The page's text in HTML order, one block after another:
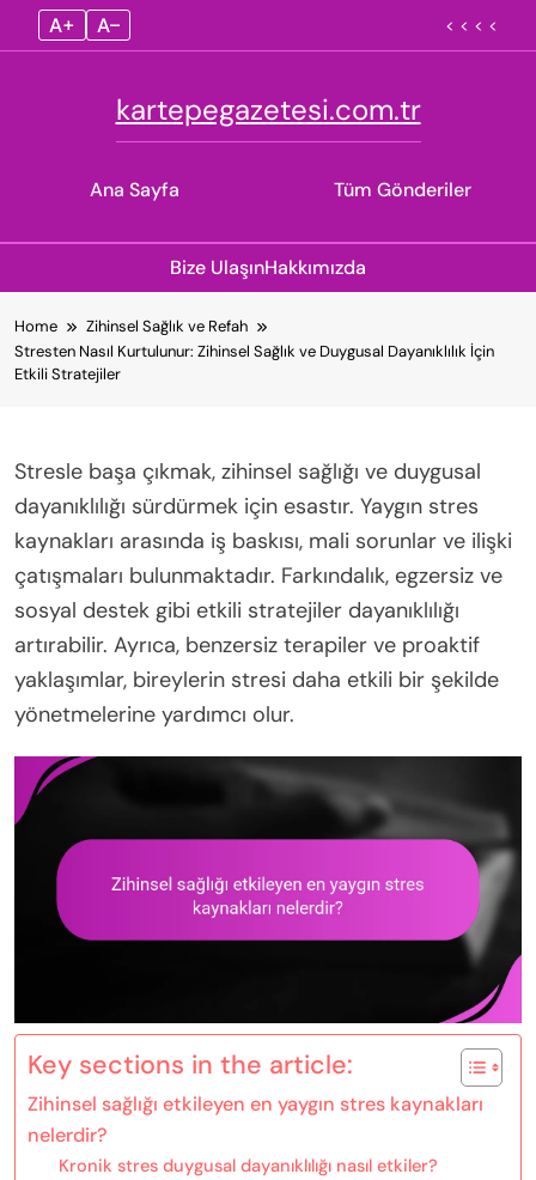
A+ A– < < < <
Ana Sayfa
kartepegazetesi.com.tr
Tüm Gönderiler
Bize UlaşınHakkımızda
to
content
Home
Zihinsel Sağlık ve Refah
Stresten Nasıl Kurtulunur: Zihinsel Sağlık ve Duygusal Dayanıklılık İçin
Etkili Stratejiler
Stresle başa çıkmak, zihinsel sağlığı ve duygusal
dayanıklılığı sürdürmek için esastır. Yaygın stres
kaynakları arasında iş baskısı, mali sorunlar ve ilişki
çatışmaları bulunmaktadır. Farkındalık, egzersiz ve
sosyal destek gibi etkili stratejiler dayanıklılığı
artırabilir. Ayrıca, benzersiz terapiler ve proaktif
yaklaşımlar, bireylerin stresi daha etkili bir şekilde
yönetmelerine yardımcı olur.
Key sections in the article:
Zihinsel sağlığı etkileyen en yaygın stres kaynakları
nelerdir?
Kronik stres duygusal dayanıklılığı nasıl etkiler?